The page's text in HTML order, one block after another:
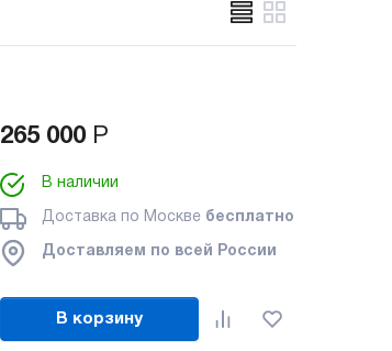
265 000 Р
В наличии
Доставка по Москве бесплатно
Доставляем по всей России
В корзину